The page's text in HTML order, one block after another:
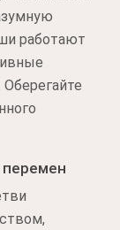
работают
перемен